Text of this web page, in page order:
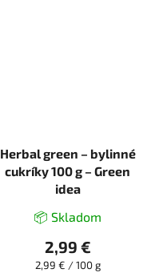
Herbal green – bylinné
cukríky 100 g – Green
idea
📦 Skladom
2,99 €
Jednotková
2,99 € / 100 g